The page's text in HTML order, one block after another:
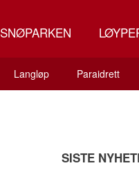
SNØPARKEN
Langløp Paraidrett
SISTE